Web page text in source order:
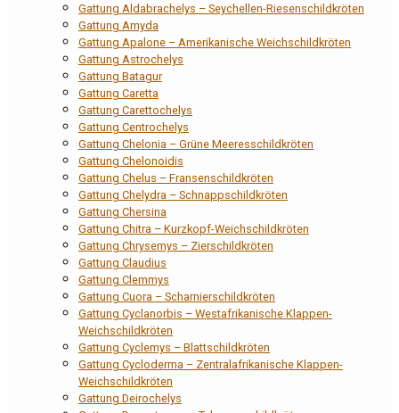
Gattung Aldabrachelys – Seychellen-Riesenschildkröten
Gattung Amyda
Gattung Apalone – Amerikanische Weichschildkröten
Gattung Astrochelys
Gattung Batagur
Gattung Caretta
Gattung Carettochelys
Gattung Centrochelys
Gattung Chelonia – Grüne Meeresschildkröten
Gattung Chelonoidis
Gattung Chelus – Fransenschildkröten
Gattung Chelydra – Schnappschildkröten
Gattung Chersina
Gattung Chitra – Kurzkopf-Weichschildkröten
Gattung Chrysemys – Zierschildkröten
Gattung Claudius
Gattung Clemmys
Gattung Cuora – Scharnierschildkröten
Gattung Cyclanorbis – Westafrikanische Klappen-
Weichschildkröten
Gattung Cyclemys – Blattschildkröten
Gattung Cycloderma – Zentralafrikanische Klappen-
Weichschildkröten
Gattung Deirochelys